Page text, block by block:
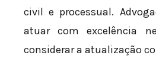
civil e processual.
atuar com excelência
considerar a atualização